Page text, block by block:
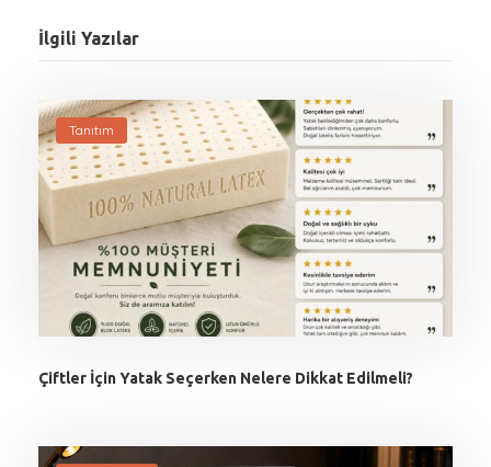
İlgili Yazılar
Tanıtım
Çiftler İçin Yatak Seçerken Nelere Dikkat Edilmeli?